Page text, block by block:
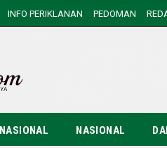
INFO PERIKLANAN PEDOMAN
NASIONAL